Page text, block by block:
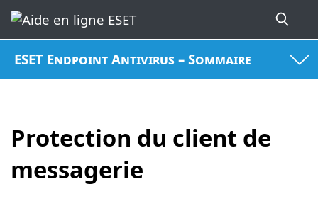
ESET Endpoint Antivirus – Sommaire
Protection du client de
messagerie